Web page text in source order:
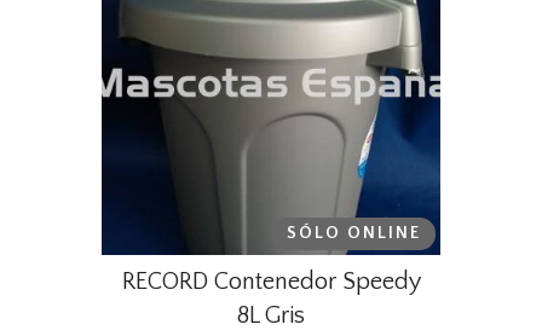
SÓLO ONLINE
RECORD Contenedor Speedy
8L Gris